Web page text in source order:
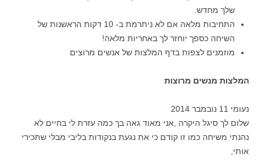
שלך מחדש.
התחיבות מלאה אם לא ניתרמת ב- 10 דקות הראשנות של
השיחה כספך יוחזר לך באחריות מלאה!
מוזמנים לצפות בדף המלצות של אנשים מרוצים
המלצות מנשים מרוצות
נעומי 11 נובמבר 2014
שלום לך סיגל היקרה ,אני מאוד גאה בך כמה עזרת לי בחיים לא
נהנתי משיחה כמו זו קודם כי את נגעת בנקודות בליבי מבלי שתכירי
אותי,